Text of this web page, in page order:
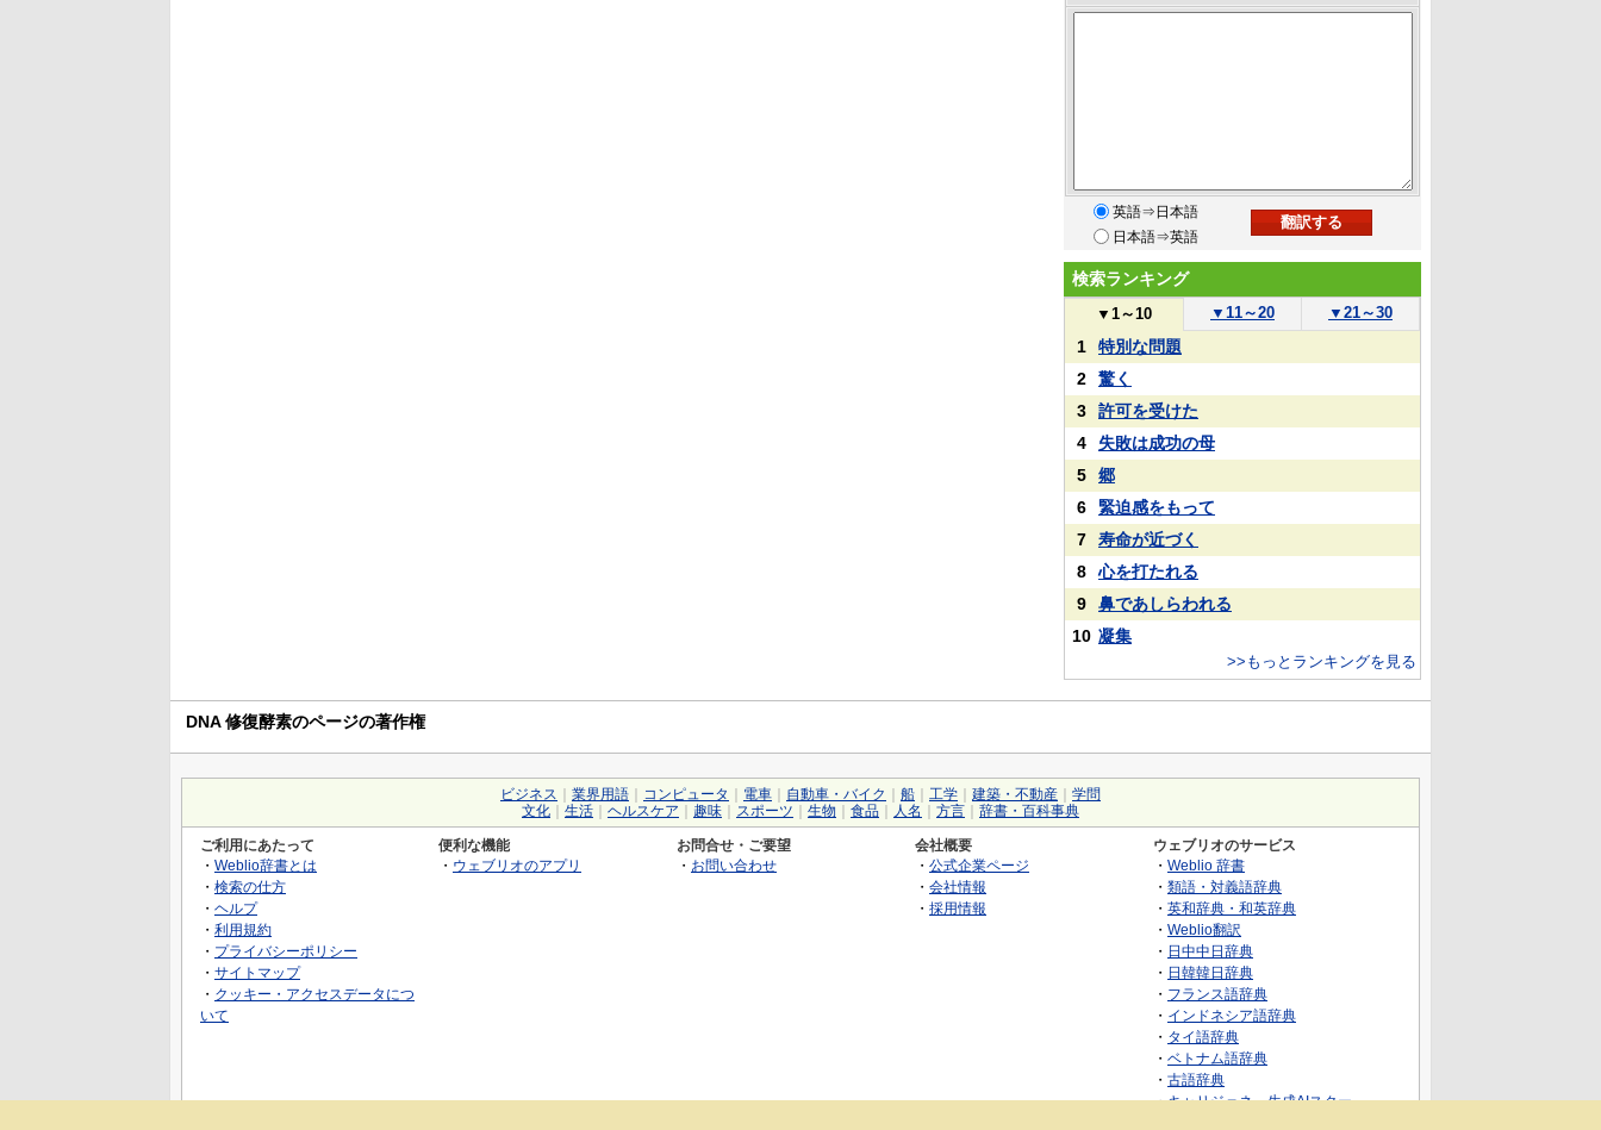
英語⇒日本語
日本語⇒英語
検索ランキング
▼ 1～10 ▼ 11～20 ▼ 21～30
1
特別な問題
2
驚く
3
許可を受けた
4
失敗は成功の母
5
郷
6
緊迫感をもって
7
寿命が近づく
8
心を打たれる
9
鼻であしらわれる
10 凝集
>>もっとランキングを見る
DNA 修復酵素のページの著作権
ビジネス 業界用語 コンピュータ 電車 自動車・バイク 船 工学 建築・不動産
学問
文化
生活 ヘルスケア 趣味 スポーツ 生物 食品 人名 方言 辞書・百科事典
ご利用にあたって
・ Weblio辞書とは
・ 検索の仕方
・ ヘルプ
・ 利用規約
・ プライバシーポリシー
・ サイトマップ
・ クッキー・アクセスデータにつ
いて
便利な機能
・ ウェブリオのアプリ
お問合せ・ご要望
・ お問い合わせ
会社概要
・ 公式企業ページ
・ 会社情報
・ 採用情報
ウェブリオのサービス
・ Weblio 辞書
・ 類語・対義語辞典
・ 英和辞典・和英辞典
・ Weblio翻訳
・ 日中中日辞典
・ 日韓韓日辞典
・ フランス語辞典
・ インドネシア語辞典
・ タイ語辞典
・ ベトナム語辞典
・ 古語辞典
・キャリジェネ～生成AIスクー